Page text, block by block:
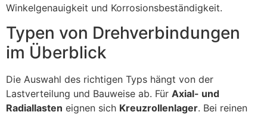
Winkelgenauigkeit und Korrosionsbeständigkeit.
Typen von Drehverbindungen
im Überblick
Die Auswahl des richtigen Typs hängt von der
Lastverteilung und Bauweise ab. Für Axial- und
Radiallasten eignen sich Kreuzrollenlager. Bei reinen